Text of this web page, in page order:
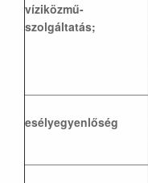
víziközmű-
szolgáltatás;
esélyegyenlőség